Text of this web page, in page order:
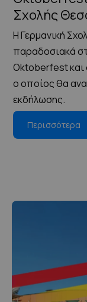
Σχολής
Η Γερμανική
παραδοσιακά
Oktoberfest και
ο οποίος θα
εκδήλωσης.
Περισσότερα